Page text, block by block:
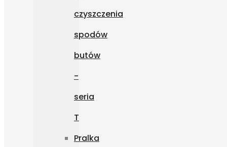
czyszczenia
spodów
butów
-
seria
T
Pralka